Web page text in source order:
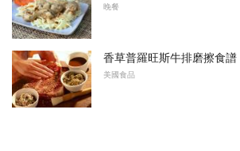
晚餐
香草普羅旺斯牛排磨擦食譜
美國食品